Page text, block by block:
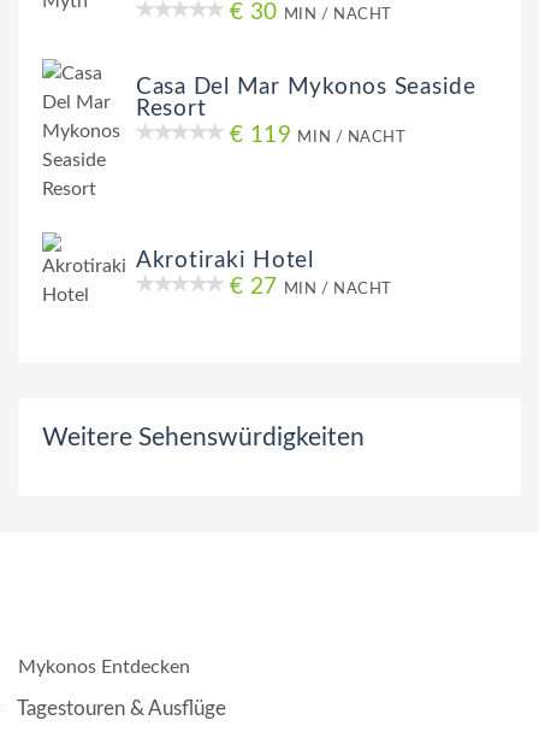
€ 30 MIN / NACHT
Casa Del Mar Mykonos Seaside
Resort
€ 119 MIN / NACHT
Akrotiraki Hotel
€ 27
MIN / NACHT
Weitere Sehenswürdigkeiten
Mykonos Entdecken
Tagestouren & Ausflüge